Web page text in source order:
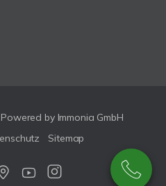
Powered by Immonia GmbH
Sitemap